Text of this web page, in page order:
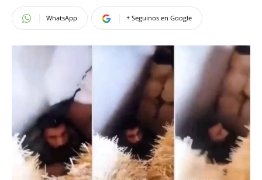
WhatsApp + Seguinos en Google